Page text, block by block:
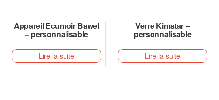
Appareil Ecumoir Bawel
– personnalisable
Lire la suite
Verre Kimstar –
personnalisable
Lire la suite